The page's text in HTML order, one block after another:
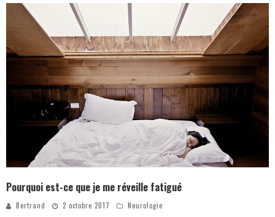
Pourquoi est-ce que je me réveille fatigué
Bertrand 2 octobre 2017 Neurologie